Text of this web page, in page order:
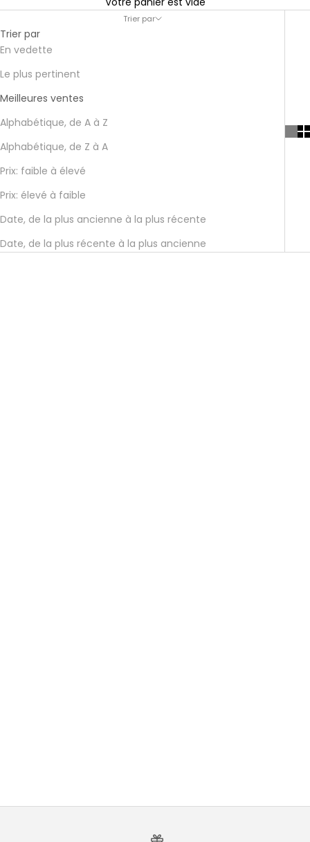
Trier par
Trier par
En vedette
Le plus pertinent
Meilleures ventes
Alphabétique, de A à Z
Alphabétique, de Z à A
Prix: faible à élevé
Prix: élevé à faible
Date, de la plus ancienne à la plus récente
Date, de la plus récente à la plus ancienne